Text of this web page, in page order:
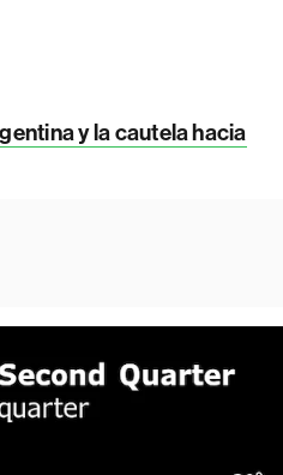
y la cautela hacia